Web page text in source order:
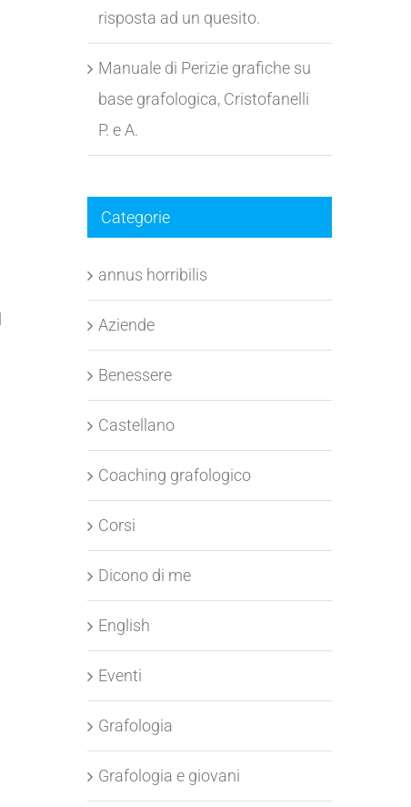
risposta ad un quesito.
Manuale di Perizie grafiche su
base grafologica, Cristofanelli
P. e A.
Categorie
annus horribilis
Aziende
Benessere
Castellano
Coaching grafologico
Corsi
Dicono di me
English
Eventi
Grafologia
Grafologia e giovani